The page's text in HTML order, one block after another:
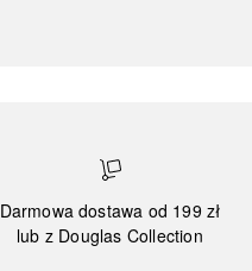
Darmowa dostawa od 199 zł
lub z Douglas Collection